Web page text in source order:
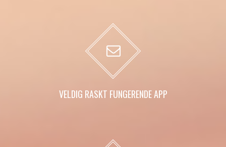
VELDIG RASKT FUNGERENDE APP